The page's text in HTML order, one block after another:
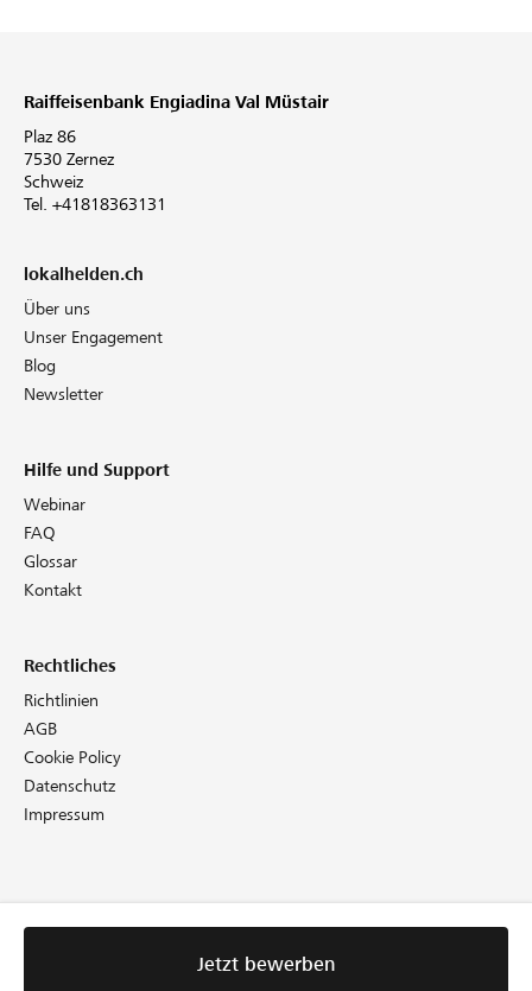
Jetzt bewerben
Raiffeisenbank Engiadina Val Müstair
Plaz 86
7530 Zernez
Schweiz
Tel. +41818363131
lokalhelden.ch
Über uns
Unser Engagement
Blog
Newsletter
Hilfe und Support
Webinar
FAQ
Glossar
Kontakt
Rechtliches
Richtlinien
AGB
Cookie Policy
Datenschutz
Impressum